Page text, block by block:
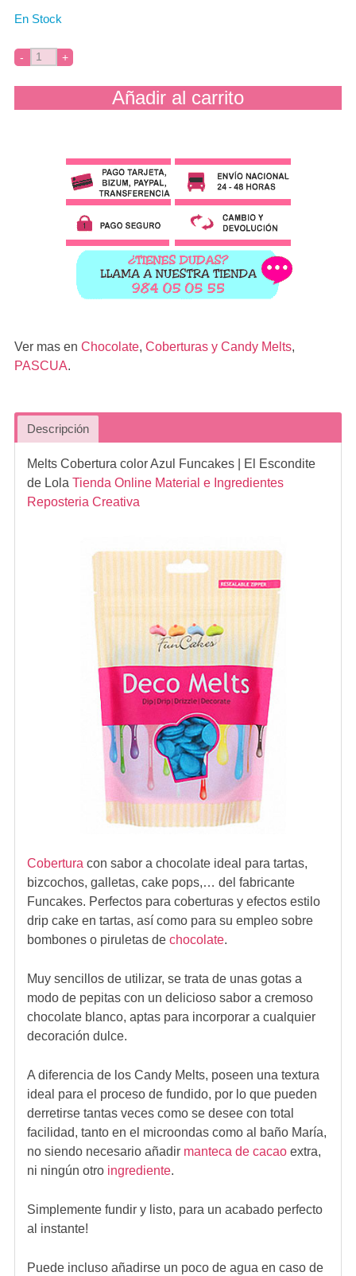
En Stock
Añadir al carrito
Ver mas en Chocolate, Coberturas y Candy Melts,
PASCUA.
Descripción
Melts Cobertura color Azul Funcakes| El Escondite
de Lola Tienda Online Material e Ingredientes
Reposteria Creativa
Cobertura con sabor a chocolate ideal para tartas,
bizcochos, galletas, cake pops,… del fabricante
Funcakes. Perfectos para coberturas y efectos estilo
drip cake en tartas, así como para su empleo sobre
bombones o piruletas de chocolate.
Muy sencillos de utilizar, se trata de unas gotas a
modo de pepitas con un delicioso sabor a cremoso
chocolate blanco, aptas para incorporar a cualquier
decoración dulce.
A diferencia de los Candy Melts, poseen una textura
ideal para el proceso de fundido, por lo que pueden
derretirse tantas veces como se desee con total
facilidad, tanto en el microondas como al baño María,
no siendo necesario añadir manteca de cacaoextra,
ni ningún otro ingrediente.
Simplemente fundir y listo, para un acabado perfecto
al instante!
Puede incluso añadirse un poco de agua en caso de